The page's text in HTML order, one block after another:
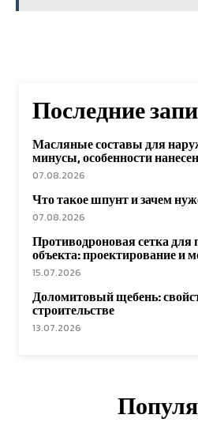
Последние
Масляные составы для
минусы, особенности
07.08.2026
Что такое шпунт и зачем
07.08.2026
Противодроновая сетка
объекта: проектирование и
15.07.2026
Доломитовый щебень:
строительстве
13.07.2026